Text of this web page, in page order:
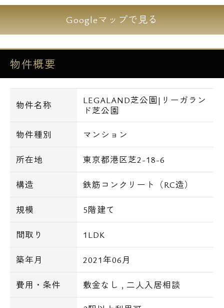
女性の1人暮らしにも安心のTVモニター付き
オートロックは勿論、独立洗面台や浴室換気
乾燥機など有って嬉しい設備が充実しており
ます。
在宅勤務などが増えた方などには嬉しいイン
ターネット使用料無料回線も導入物件です！
※ご利用時には開通工事が必要となります。
周辺環境についても徒歩圏内にはスーパー
「マルエツ」やコンビニ「セブンイレブン」
なども有り生活必需品が揃う商業施設も整っ
是非この機会にご検討ご内覧下さい♪
【設備詳細】
■内装一部コンクリート打ちっ放し
■外観一部コンクリート打ちっ放し
■TVモニター付きインターホン
Googleマップで見る
物件概要
物件名称
LEGALAND芝公園|リーガラン
ド芝公園
物件種別 マンション
所在地 東京都港区芝2-18-6
構造 鉄筋コンクリート（RC造）
規模 5階建て
間取り 1LDK
築年月 2021年06月
費用・条件 敷金なし , 二人入居相談